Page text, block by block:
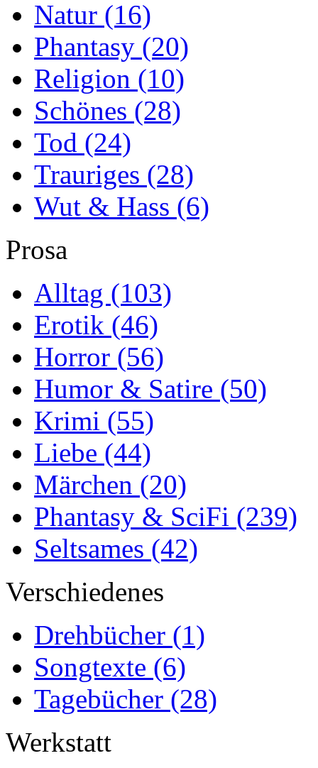
Natur (16)
Phantasy (20)
Religion (10)
Schönes (28)
Tod (24)
Trauriges (28)
Wut & Hass (6)
Prosa
Alltag (103)
Erotik (46)
Horror (56)
Humor & Satire (50)
Krimi (55)
Liebe (44)
Märchen (20)
Phantasy & SciFi (239)
Seltsames (42)
Verschiedenes
Drehbücher (1)
Songtexte (6)
Tagebücher (28)
Werkstatt